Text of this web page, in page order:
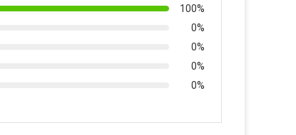
100%
0%
0%
0%
0%